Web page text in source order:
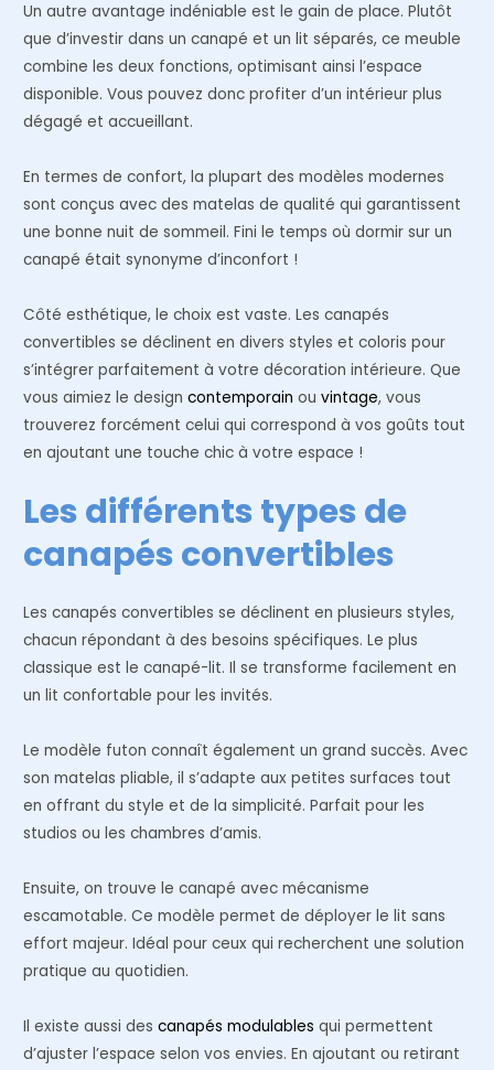
Un autre avantage indéniable est le gain de place. Plutôt
que d’investir dans un canapé et un lit séparés, ce meuble
combine les deux fonctions, optimisant ainsi l’espace
disponible. Vous pouvez donc profiter d’un intérieur plus
dégagé et accueillant.
En termes de confort, la plupart des modèles modernes
sont conçus avec des matelas de qualité qui garantissent
une bonne nuit de sommeil. Fini le temps où dormir sur un
canapé était synonyme d’inconfort !
Côté esthétique, le choix est vaste. Les canapés
convertibles se déclinent en divers styles et coloris pour
s’intégrer parfaitement à votre décoration intérieure. Que
vous aimiez le designcontemporain ouvintage, vous
trouverez forcément celui qui correspond à vos goûts tout
en ajoutant une touche chic à votre espace !
Les différents types de
canapés convertibles
Les canapés convertibles se déclinent en plusieurs styles,
chacun répondant à des besoins spécifiques. Le plus
classique est le canapé-lit. Il se transforme facilement en
un lit confortable pour les invités.
Le modèle futon connaît également un grand succès. Avec
son matelas pliable, il s’adapte aux petites surfaces tout
en offrant du style et de la simplicité. Parfait pour les
studios ou les chambres d’amis.
Ensuite, on trouve le canapé avec mécanisme
escamotable. Ce modèle permet de déployer le lit sans
effort majeur. Idéal pour ceux qui recherchent une solution
pratique au quotidien.
Il existe aussi descanapés modulables qui permettent
d’ajuster l’espace selon vos envies. En ajoutant ou retirant